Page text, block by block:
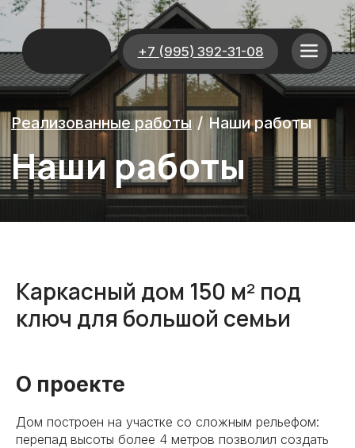
+7 (995) 392-31-08
Наши работы
Наши работы
/
Реализованные работы
Каркасный дом 150 м² под
ключ для большой семьи
О проекте
Дом построен на участке со сложным рельефом:
перепад высоты более 4 метров позволил создать